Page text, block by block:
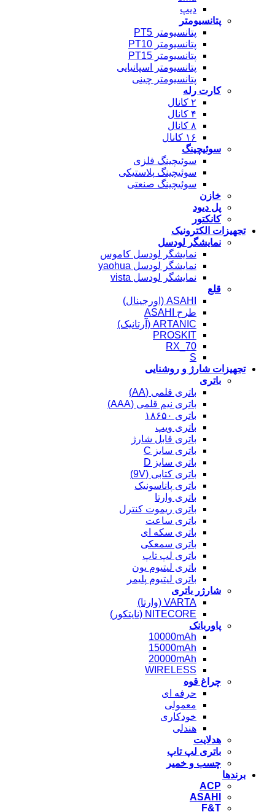
دیپ
پتانسیومتر
پتانسیومتر PT5
پتانسیومتر PT10
پتانسیومتر PT15
پتانسیومتر اسپانیایی
پتانسیومتر چینی
کارت رله
۲ کانال
۴ کانال
۸ کانال
۱۶ کانال
سوئیچینگ
سوئیچینگ فلزی
سوئیچینگ پلاستیکی
سوئیچینگ صنعتی
خازن
پل دیود
کانکتور
تجهیزات الکترونیک
نمایشگر لودسل
نمایشگر لودسل کاموس
نمایشگر لودسل yaohua
نمایشگر لودسل vista
قلع
ASAHI (اورجینال)
طرح ASAHI
ARTANIC (آرتانیک)
PROSKIT
RX_70
S
تجهیزات شارژ و روشنایی
باتری
باتری قلمی (AA)
باتری نیم قلمی (AAA)
باتری ۱۸۶۵۰
باتری ویپ
باتری قابل شارژ
باتری سایز C
باتری سایز D
باتری کتابی (9V)
باتری پاناسونیک
باتری وارتا
باتری ریموت کنترل
باتری ساعت
باتری سکه ای
باتری سمعکی
باتری لپ تاپ
باتری لیتیوم یون
باتری لیتیوم پلیمر
شارژر باتری
VARTA (وارتا)
NITECORE (نایتکور)
پاوربانک
10000mAh
15000mAh
20000mAh
WIRELESS
چراغ قوه
حرفه ای
معمولی
خودکاری
هندلی
هدلایت
باتری لپ تاپ
چسب و خمیر
برندها
ACP
ASAHI
F&T